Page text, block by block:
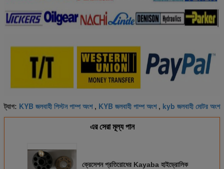
ট্যাগ: KYB জলবাহী পিস্টন পাম্প অংশ, KYB জলবাহী পাম্প অংশ, kyb জলবাহী মোটর অংশ
এর সেরা মূল্য পান
ক্রেসেশন প্রতিরোধের Kayaba হাইড্রোলিক